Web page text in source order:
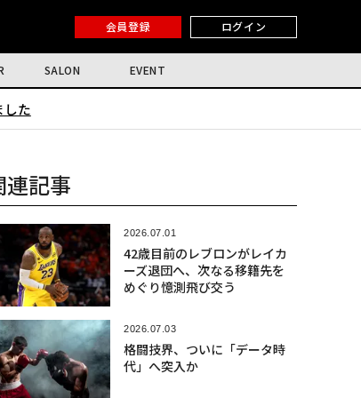
会員登録 ログイン
SALON EVENT
した
連記事
2026.07.01
42歳目前のレブロンがレイカ
ーズ退団へ、次なる移籍先を
めぐり憶測飛び交う
2026.07.03
格闘技界、ついに「データ時
代」へ突入か